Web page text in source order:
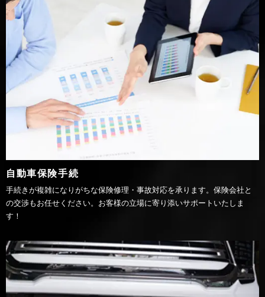
自動車保険手続
手続きが複雑になりがちな保険修理・事故対応を承ります。保険会社と
の交渉もお任せください。お客様の立場に寄り添いサポートいたしま
す！